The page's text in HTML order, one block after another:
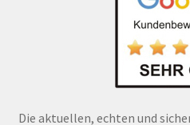
Die aktuellen, echten und